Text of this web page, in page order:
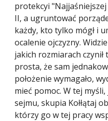
protekcyi
II, a ugruntować
każdy, kto tylko mógł i
ocalenie ojczyzny.
jakich rozmiarach czynił
prosta, że sam
położenie wymagało,
mieć pomoc. W tej
sejmu, skupia Kołłątaj
którzy go w tej pracy